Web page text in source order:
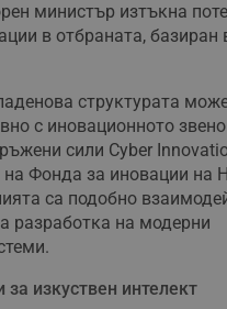
министър изтъкна
в отбраната, базиран
структурата
с иновационното
сили Cyber
на Фонда за иновации на
са подобно
разработка на модерни
изкуствен интелект